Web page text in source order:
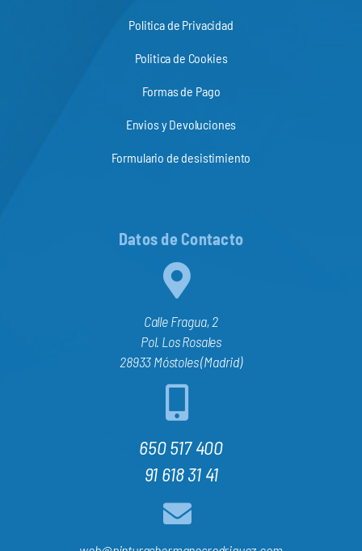
Politica de Privacidad
Politica de Cookies
Formas de Pago
Envios y Devoluciones
Formulario de desistimiento
Datos de Contacto
Calle Fragua, 2
Pol. Los Rosales
28933 Móstoles (Madrid)
650 517 400
91 618 31 41